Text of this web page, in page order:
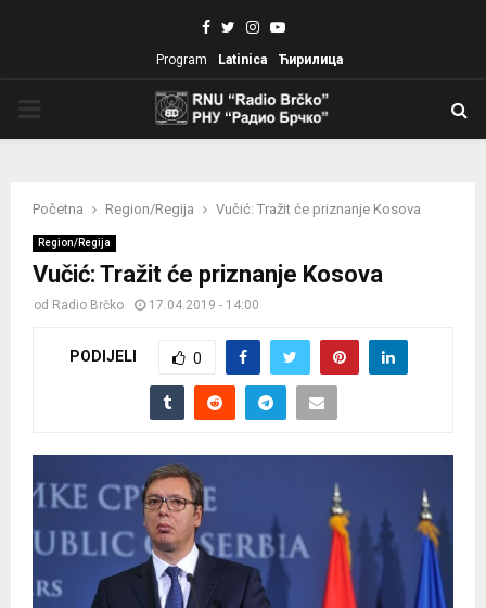
Facebook
TwitterInstagram
Youtube
Program Latinica Ћирилица
Početna Region/Regija Vučić: Tražit će priznanje Kosova
Region/Regija
Vučić: Tražit će priznanje Kosova
od Radio Brčko 17.04.2019 - 14:00
PODIJELI 0